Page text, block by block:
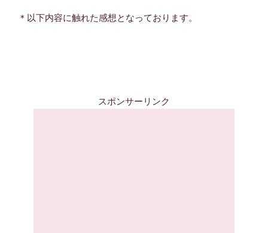
＊以下内容に触れた感想となっております。
スポンサーリンク